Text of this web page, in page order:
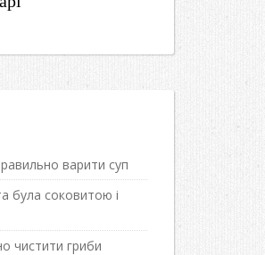
варити суп
була соковитою і
чистити гриби